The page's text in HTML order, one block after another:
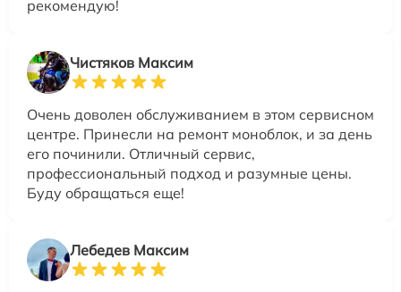
рекомендую!
Чистяков Максим
Очень доволен обслуживанием в этом сервисном
центре. Принесли на ремонт моноблок, и за день
его починили. Отличный сервис,
профессиональный подход и разумные цены.
Буду обращаться еще!
Лебедев Максим